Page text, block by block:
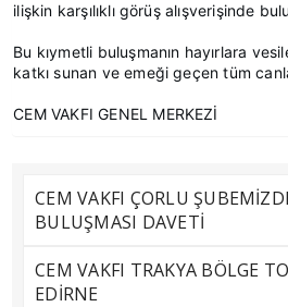
ilişkin karşılıklı görüş alışverişinde
Bu kıymetli buluşmanın hayırlara
katkı sunan ve emeği geçen tüm
CEM VAKFI GENEL MERKEZİ
CEM VAKFI ÇORLU
BULUŞMASI DAVETİ
CEM VAKFI TRAKYA BÖLGE
EDİRNE